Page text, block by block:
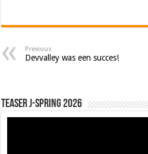
Previous
Devvalley was een succes!
Teaser J-Spring 2026